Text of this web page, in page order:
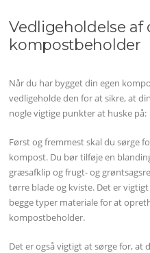
Vedligeholdelse af
kompostbeholder
Når du har bygget din egen
vedligeholde den for at sikre, at
nogle vigtige punkter at huske på:
Først og fremmest skal du sørge
kompost. Du bør tilføje en
græsafklip og frugt- og
tørre blade og kviste. Det er
begge typer materiale for at
kompostbeholder.
Det er også vigtigt at sørge for,